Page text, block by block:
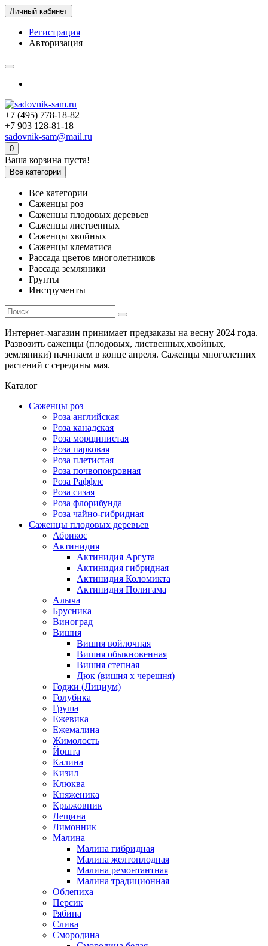
Личный кабинет
Регистрация
Авторизация
+7 (495) 778-18-82
+7 903 128-81-18
sadovnik-sam@mail.ru
0
Ваша корзина пуста!
Все категории
Все категории
Саженцы роз
Саженцы плодовых деревьев
Саженцы лиственных
Саженцы хвойных
Саженцы клематиса
Рассада цветов многолетников
Рассада земляники
Грунты
Инструменты
Интернет-магазин принимает предзаказы на весну 2024 года.
Развозить саженцы (плодовых, лиственных,хвойных,
земляники) начинаем в конце апреля. Саженцы многолетних
растений с середины мая.
Каталог
Саженцы роз
Роза английская
Роза канадская
Роза морщинистая
Роза парковая
Роза плетистая
Роза почвопокровная
Роза Раффлс
Роза сизая
Роза флорибунда
Роза чайно-гибридная
Саженцы плодовых деревьев
Абрикос
Актинидия
Актинидия Аргута
Актинидия гибридная
Актинидия Коломикта
Актинидия Полигама
Алыча
Брусника
Виноград
Вишня
Вишня войлочная
Вишня обыкновенная
Вишня степная
Дюк (вишня х черешня)
Годжи (Лициум)
Голубика
Груша
Ежевика
Ежемалина
Жимолость
Йошта
Калина
Кизил
Клюква
Княженика
Крыжовник
Лещина
Лимонник
Малина
Малина гибридная
Малина желтоплодная
Малина ремонтантная
Малина традиционная
Облепиха
Персик
Рябина
Слива
Смородина